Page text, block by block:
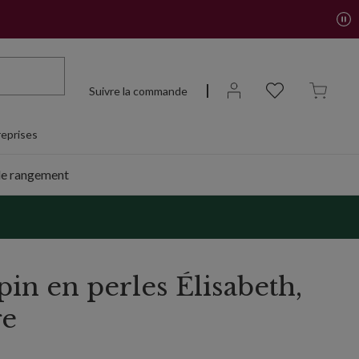
Suivre la commande
rangement
en perles Élisabeth,